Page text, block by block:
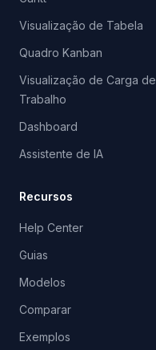
Visualização de Tabela
Quadro Kanban
Visualização de Carga de
Trabalho
Dashboard
Assistente de IA
Recursos
Help Center
Guias
Modelos
Comparar
Exemplos